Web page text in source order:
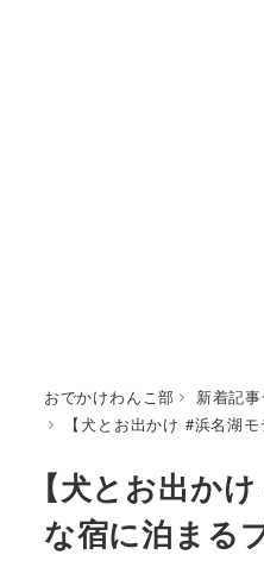
おでかけわんこ部 新着記
【犬とお出かけ #浜名湖
【犬とお出か
な宿に泊まる